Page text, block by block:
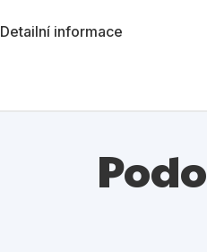
Detailní informace